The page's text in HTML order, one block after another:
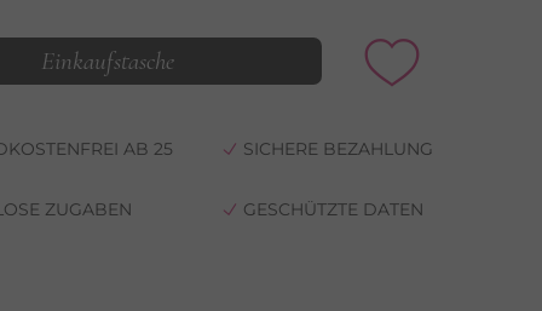
Einkaufstasche
AB 25
SICHERE BEZAHLUNG
ZUGABEN GESCHÜTZTE DATEN